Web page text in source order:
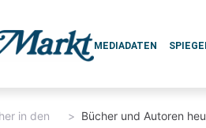
MEDIADATEN
in den
> Bücher und Autoren